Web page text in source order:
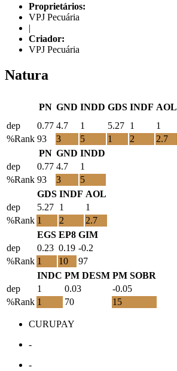
Proprietários:
VPJ Pecuária
|
Criador:
VPJ Pecuária
Natura
PN GND INDD GDS INDF AOL
dep
0.77 4.7 1 5.27 1 1
%Rank 93 3 5 1 2 2.7
PN GND INDD
dep
0.77 4.7
1
%Rank 93 3
5
GDS INDF AOL
dep
5.27 1
1
%Rank 1 2
2.7
EGS EP8 GIM
dep
0.23 0.19 -0.2
%Rank 1 10
97
INDC PM DESM PM SOBR
dep
1 0.03
-0.05
%Rank 1 70 15
CURUPAY
-
-